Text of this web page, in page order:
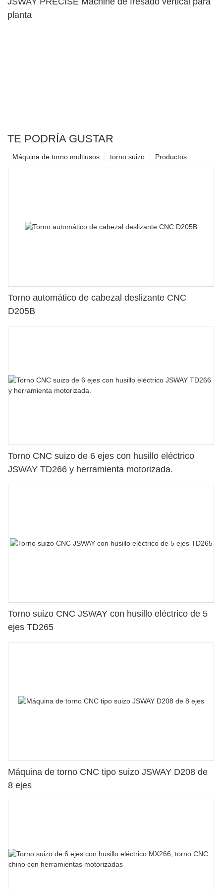
planta
TE PODRÍA GUSTAR
Productos
torno suizo
Máquina de torno multiusos
Torno automático de cabezal deslizante CNC
D205B
Torno CNC suizo de 6 ejes con husillo eléctrico
JSWAY TD266 y herramienta motorizada.
Torno suizo CNC JSWAY con husillo eléctrico de 5
ejes TD265
Máquina de torno CNC tipo suizo JSWAY D208 de
8 ejes